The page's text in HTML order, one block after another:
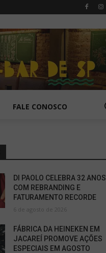
FALE CONOSCO
DI PAOLO CELEBRA 32 ANOS
COM REBRANDING E
FATURAMENTO RECORDE
6 de agosto de 2026
FÁBRICA DA HEINEKEN EM
JACAREÍ PROMOVE AÇÕES
ESPECIAIS EM AGOSTO